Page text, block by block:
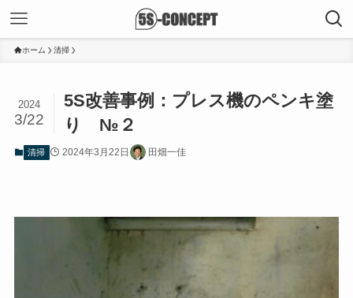
ホーム 清掃
5S改善事例：プレス機のペンキ塗
り №２
2024
3/22
清掃 2024年3月22日 田畑一佳